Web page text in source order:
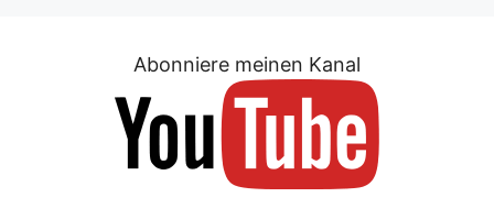
Abonniere meinen Kanal